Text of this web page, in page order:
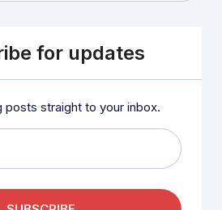
for updates
posts straight to your inbox.